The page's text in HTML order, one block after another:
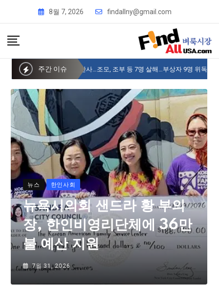
8월 7, 2026 findallny@gmail.com
주간 이슈
태국 중학생이 총기난사…조모, 조부 등 7명 살해…부상자 9명 위독
뉴스 한인사회
뉴욕시의회 샌드라 황 부의
장, 한인비영리단체에 36만
불 예산 지원
7월 31, 2026